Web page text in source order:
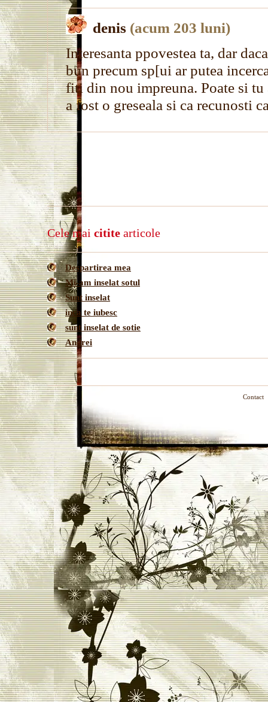
denis (acum 203 luni)
Interesanta ppovestea ta, dar
bun precum sp[ui ar putea
fiti din nou impreuna. Poate si
a fost o greseala si ca recunosti
Cele mai citite articole
Despartirea mea
Mi-am inselat sotul
Sunt inselat
inca te iubesc
sunt inselat de sotie
Andrei
Contact